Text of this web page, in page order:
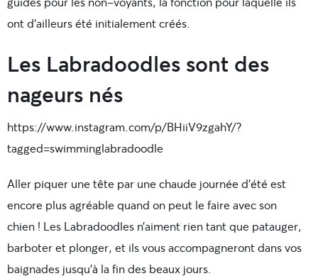
ont d’ailleurs été initialement créés.
Les Labradoodles sont des
nageurs nés
https://www.instagram.com/p/BHiiV9zgahY/?
tagged=swimminglabradoodle
Aller piquer une tête par une chaude journée d’été est
encore plus agréable quand on peut le faire avec son
chien ! Les Labradoodles n’aiment rien tant que patauger,
barboter et plonger, et ils vous accompagneront dans vos
baignades jusqu’à la fin des beaux jours.